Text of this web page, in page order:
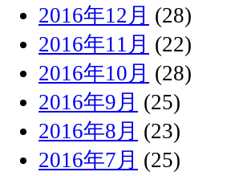
2016年12月 (28)
2016年11月 (22)
2016年10月 (28)
2016年9月 (25)
2016年8月 (23)
2016年7月 (25)